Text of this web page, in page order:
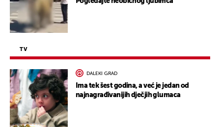
TV
DALEKI GRAD
Ima tek šest godina, a već je jedan od
najnagrađivanijih dječjih glumaca